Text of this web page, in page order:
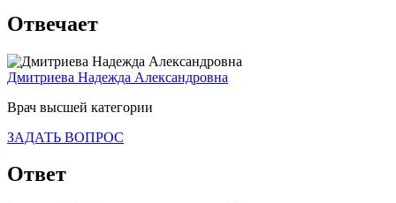
Отвечает
Дмитриева Надежда Александровна
Врач высшей категории
ЗАДАТЬ ВОПРОС
Ответ